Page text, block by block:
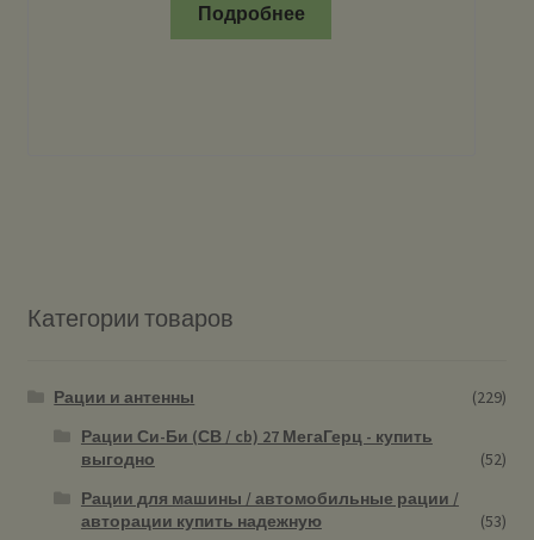
Подробнее
Категории товаров
Рации и антенны
(229)
Рации Си-Би (СВ / cb) 27 МегаГерц - купить
выгодно
(52)
Рации для машины / автомобильные рации /
авторации купить надежную
(53)